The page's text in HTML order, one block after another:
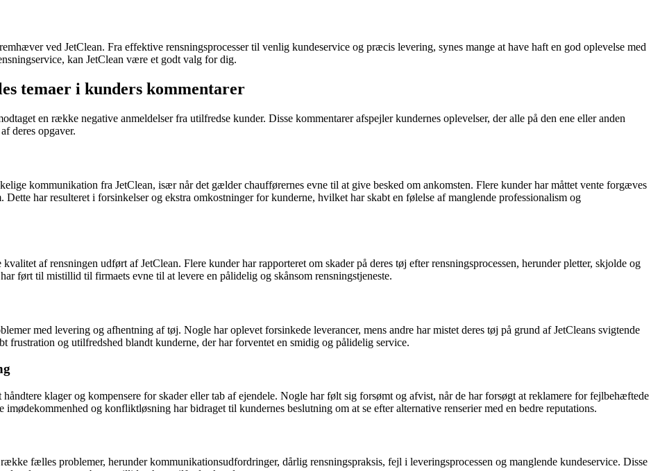
ved JetClean. Fra effektive rensningsprocesser til venlig kundeservice og præcis levering, synes mange at have haft en god oplevelse med
kan JetClean være et godt valg for dig.
temaer i kunders kommentarer
en række negative anmeldelser fra utilfredse kunder. Disse kommentarer afspejler kundernes oplevelser, der alle på den ene eller anden
deres opgaver.
kommunikation fra JetClean, især når det gælder chaufførernes evne til at give besked om ankomsten. Flere kunder har måttet vente forgæves
har resulteret i forsinkelser og ekstra omkostninger for kunderne, hvilket har skabt en følelse af manglende professionalism og
af rensningen udført af JetClean. Flere kunder har rapporteret om skader på deres tøj efter rensningsprocessen, herunder pletter, skjolde og
ført til mistillid til firmaets evne til at levere en pålidelig og skånsom rensningstjeneste.
med levering og afhentning af tøj. Nogle har oplevet forsinkede leverancer, mens andre har mistet deres tøj på grund af JetCleans svigtende
frustration og utilfredshed blandt kunderne, der har forventet en smidig og pålidelig service.
klager og kompensere for skader eller tab af ejendele. Nogle har følt sig forsømt og afvist, når de har forsøgt at reklamere for fejlbehæftede
imødekommenhed og konfliktløsning har bidraget til kundernes beslutning om at se efter alternative renserier med en bedre reputations.
fælles problemer, herunder kommunikationsudfordringer, dårlig rensningspraksis, fejl i leveringsprocessen og manglende kundeservice. Disse